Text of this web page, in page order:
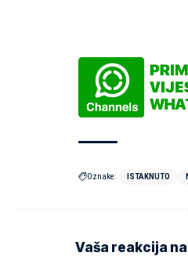
Oznake: ISTAKNUTO
Vaša reakcija